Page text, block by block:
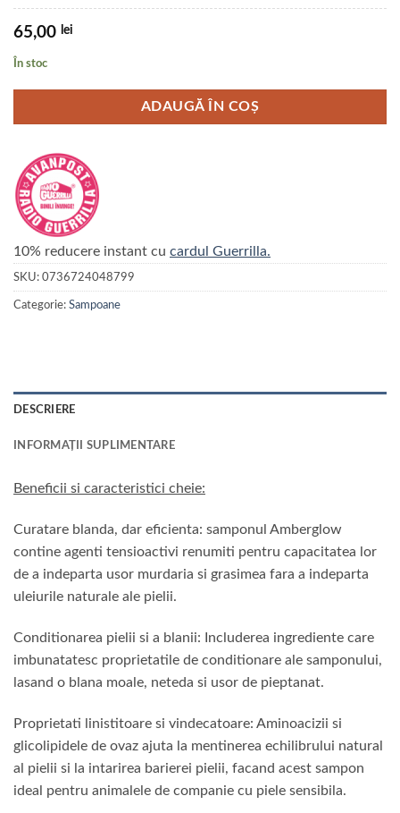
65,00 lei
În stoc
ADAUGĂ ÎN COȘ
10% reducere instant cu cardul Guerrilla.
SKU: 0736724048799
Categorie: Sampoane
DESCRIERE
INFORMAȚII SUPLIMENTARE
Beneficii si caracteristici cheie:
Curatare blanda, dar eficienta: samponul Amberglow
contine agenti tensioactivi renumiti pentru capacitatea lor
de a indeparta usor murdaria si grasimea fara a indeparta
uleiurile naturale ale pielii.
Conditionarea pielii si a blanii: Includerea ingrediente care
imbunatatesc proprietatile de conditionare ale samponului,
lasand o blana moale, neteda si usor de pieptanat.
Proprietati linistitoare si vindecatoare: Aminoacizii si
glicolipidele de ovaz ajuta la mentinerea echilibrului natural
al pielii si la intarirea barierei pielii, facand acest sampon
ideal pentru animalele de companie cu piele sensibila.